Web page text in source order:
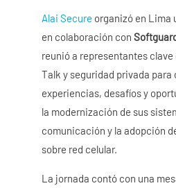
Alai Secure organizó en Lima
en colaboración con
reunió a representantes clave
Talk y seguridad privada para
experiencias, desafíos y
la modernización de sus
comunicación y la adopción
sobre red celular.
La jornada contó con una